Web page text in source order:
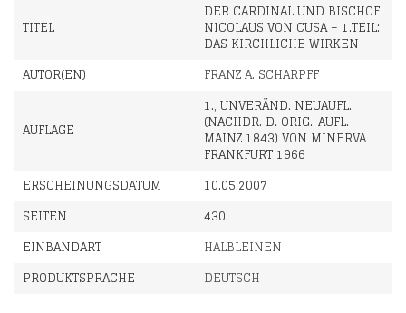
TITEL
DER CARDINAL UND BISCHOF
NICOLAUS VON CUSA – 1.TEIL:
DAS KIRCHLICHE WIRKEN
AUTOR(EN)
FRANZ A. SCHARPFF
AUFLAGE
1., UNVERÄND. NEUAUFL.
(NACHDR. D. ORIG.-AUFL.
MAINZ 1843) VON MINERVA
FRANKFURT 1966
ERSCHEINUNGSDATUM
10.05.2007
SEITEN
430
EINBANDART
HALBLEINEN
PRODUKTSPRACHE
DEUTSCH